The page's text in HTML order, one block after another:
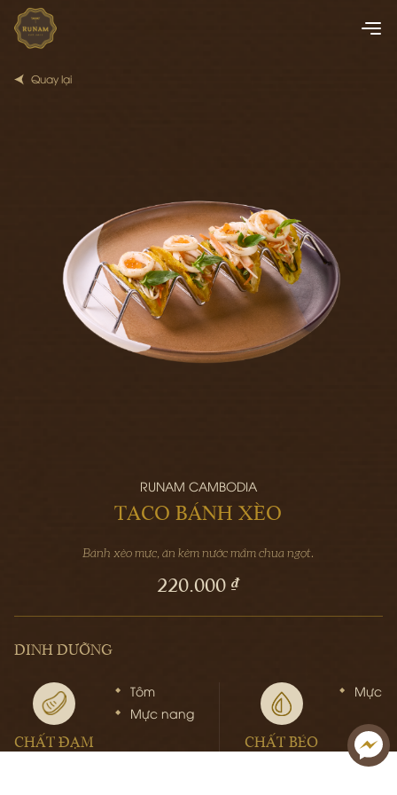
Quay lại
RUNAM CAMBODIA
TACO BÁNH XÈO
Bánh xèo mực, ăn kèm nước mắm chua ngọt.
220.000 ₫
DINH DƯỠNG
CHẤT ĐẠM
Tôm
Mực nang
CHẤT BÉO
Mực